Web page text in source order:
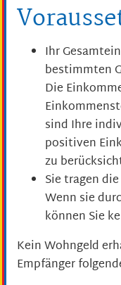
Ihr
bestimmten
Die
sind Ihre
positiven
zu
Sie tragen
Wenn sie
können Sie
Kein Wohngeld
Empfänger